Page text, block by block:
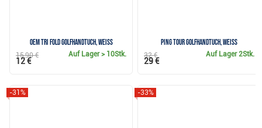
OEM Tri Fold Golfhandtuch, weiss
Auf Lager> 10Stk.
15,90 €
12 €
Ping Tour GolfHandtuch, weiss
Auf Lager2Stk.
32 €
29 €
-31% -33%